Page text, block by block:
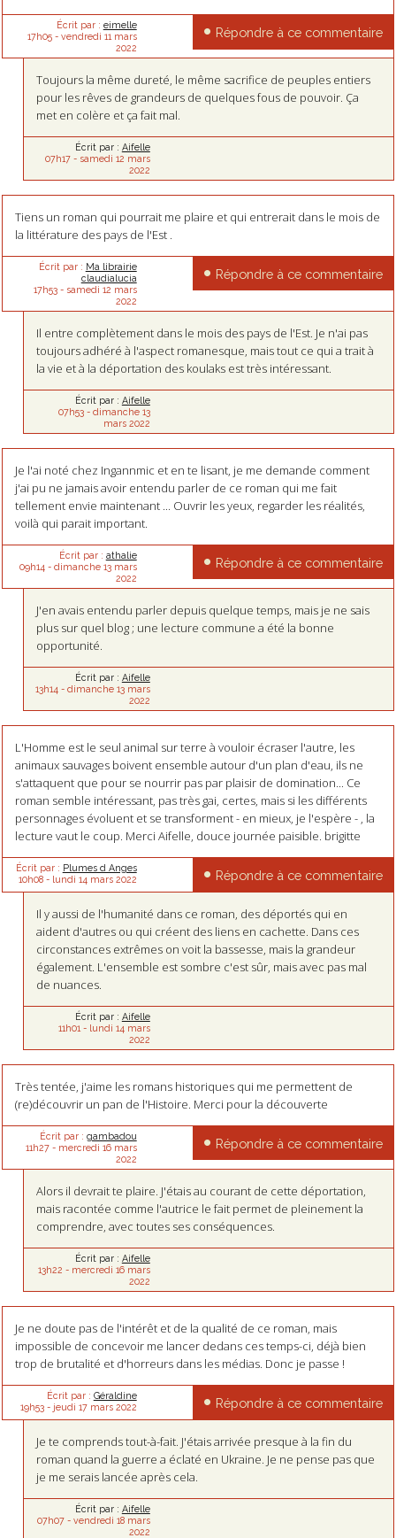
Écrit par : eimelle
17h05- vendredi 11 mars
2022
Répondre à ce commentaire
Toujours la même dureté, le même sacrifice de peuples entiers
pour les rêves de grandeurs de quelques fous de pouvoir. Ça
met en colère et ça fait mal.
Écrit par : Aifelle
07h17- samedi 12 mars
2022
Tiens un roman qui pourrait me plaire et qui entrerait dans le mois de
la littérature des pays de l'Est .
Écrit par : Ma librairie
claudialucia
17h53- samedi 12 mars
2022
Répondre à ce commentaire
Il entre complètement dans le mois des pays de l'Est. Je n'ai pas
toujours adhéré à l'aspect romanesque, mais tout ce qui a trait à
la vie et à la déportation des koulaks est très intéressant.
Écrit par : Aifelle
07h53- dimanche 13
mars 2022
Je l'ai noté chez Ingannmic et en te lisant, je me demande comment
j'ai pu ne jamais avoir entendu parler de ce roman qui me fait
tellement envie maintenant ... Ouvrir les yeux, regarder les réalités,
voilà qui parait important.
Écrit par : athalie
09h14 - dimanche 13 mars
2022
Répondre à ce commentaire
J'en avais entendu parler depuis quelque temps, mais je ne sais
plus sur quel blog ; une lecture commune a été la bonne
opportunité.
Écrit par : Aifelle
13h14 - dimanche 13 mars
2022
L'Homme est le seul animal sur terre à vouloir écraser l'autre, les
animaux sauvages boivent ensemble autour d'un plan d'eau, ils ne
s'attaquent que pour se nourrir pas par plaisir de domination... Ce
roman semble intéressant, pas très gai, certes, mais si les différents
personnages évoluent et se transforment - en mieux, je l'espère - , la
lecture vaut le coup. Merci Aifelle, douce journée paisible. brigitte
Écrit par : Plumes d Anges
10h08- lundi 14 mars 2022 Répondre à ce commentaire
Il y aussi de l'humanité dans ce roman, des déportés qui en
aident d'autres ou qui créent des liens en cachette. Dans ces
circonstances extrêmes on voit la bassesse, mais la grandeur
également. L'ensemble est sombre c'est sûr, mais avec pas mal
de nuances.
Écrit par : Aifelle
11h01 - lundi 14 mars
2022
Très tentée, j'aime les romans historiques qui me permettent de
(re)découvrir un pan de l'Histoire. Merci pour la découverte
Écrit par : gambadou
11h27- mercredi 16 mars
2022
Répondre à ce commentaire
Alors il devrait te plaire. J'étais au courant de cette déportation,
mais racontée comme l'autrice le fait permet de pleinement la
comprendre, avec toutes ses conséquences.
Écrit par : Aifelle
13h22 - mercredi 16 mars
2022
Je ne doute pas de l'intérêt et de la qualité de ce roman, mais
impossible de concevoir me lancer dedans ces temps-ci, déjà bien
trop de brutalité et d'horreurs dans les médias. Donc je passe !
Écrit par : Géraldine
19h53- jeudi 17 mars 2022 Répondre à ce commentaire
Je te comprends tout-à-fait. J'étais arrivée presque à la fin du
roman quand la guerre a éclaté en Ukraine. Je ne pense pas que
je me serais lancée après cela.
Écrit par : Aifelle
07h07- vendredi 18 mars
2022